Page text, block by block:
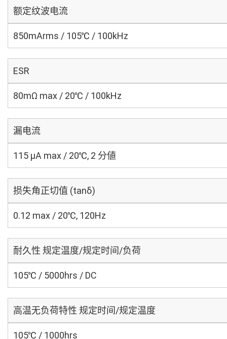
额定纹波电流
850mArms / 105℃ / 100kHz
ESR
80mΩ max / 20℃ / 100kHz
漏电流
115 μA max / 20℃, 2 分値
损失角正切值 (tanδ)
0.12 max / 20℃, 120Hz
耐久性 规定温度/规定时间/负荷
105℃ / 5000hrs / DC
高温无负荷特性 规定时间/规定温度
105℃ / 1000hrs